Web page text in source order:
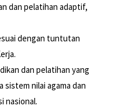
dan pelatihan adaptif,
dengan tuntutan
dan pelatihan yang
nilai agama dan
nasional.